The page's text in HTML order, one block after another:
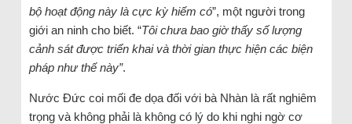
bộ hoạt động này là cực kỳ hiếm có”, một người trong
giới an ninh cho biết. “Tôi chưa bao giờ thấy số lượng
cảnh sát được triển khai và thời gian thực hiện các biện
pháp như thế này”.
Nước Đức coi mối đe dọa đối với bà Nhàn là rất nghiêm
trọng và không phải là không có lý do khi nghi ngờ cơ